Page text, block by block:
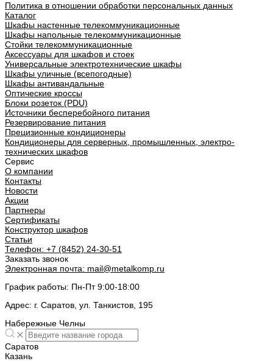
Политика в отношении обработки персональных данных
Каталог
Шкафы настенные телекоммуникационные
Шкафы напольные телекоммуникационные
Стойки телекоммуникационные
Аксессуары для шкафов и стоек
Универсальные электротехнические шкафы
Шкафы уличные (всепогодные)
Шкафы антивандальные
Оптические кроссы
Блоки розеток (PDU)
Источники бесперебойного питания
Резервирование питания
Прецизионные кондиционеры
Кондиционеры для серверных, промышленных, электро-
технических шкафов
Сервис
О компании
Контакты
Новости
Акции
Партнеры
Сертификаты
Конструктор шкафов
Статьи
Телефон: +7 (8452) 24-30-51
Заказать звонок
Электронная почта: mail@metalkomp.ru
График работы: Пн-Пт 9:00-18:00
Адрес: г. Саратов, ул. Танкистов, 195
Набережные Челны
Саратов
Казань